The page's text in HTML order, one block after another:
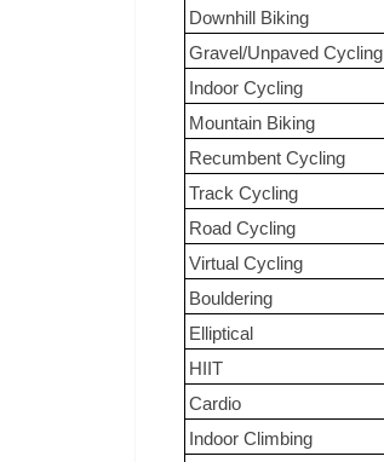
Downhill Biking
Gravel/Unpaved Cycling
Indoor Cycling
Mountain Biking
Recumbent Cycling
Track Cycling
Road Cycling
Virtual Cycling
Bouldering
Elliptical
HIIT
Cardio
Indoor Climbing